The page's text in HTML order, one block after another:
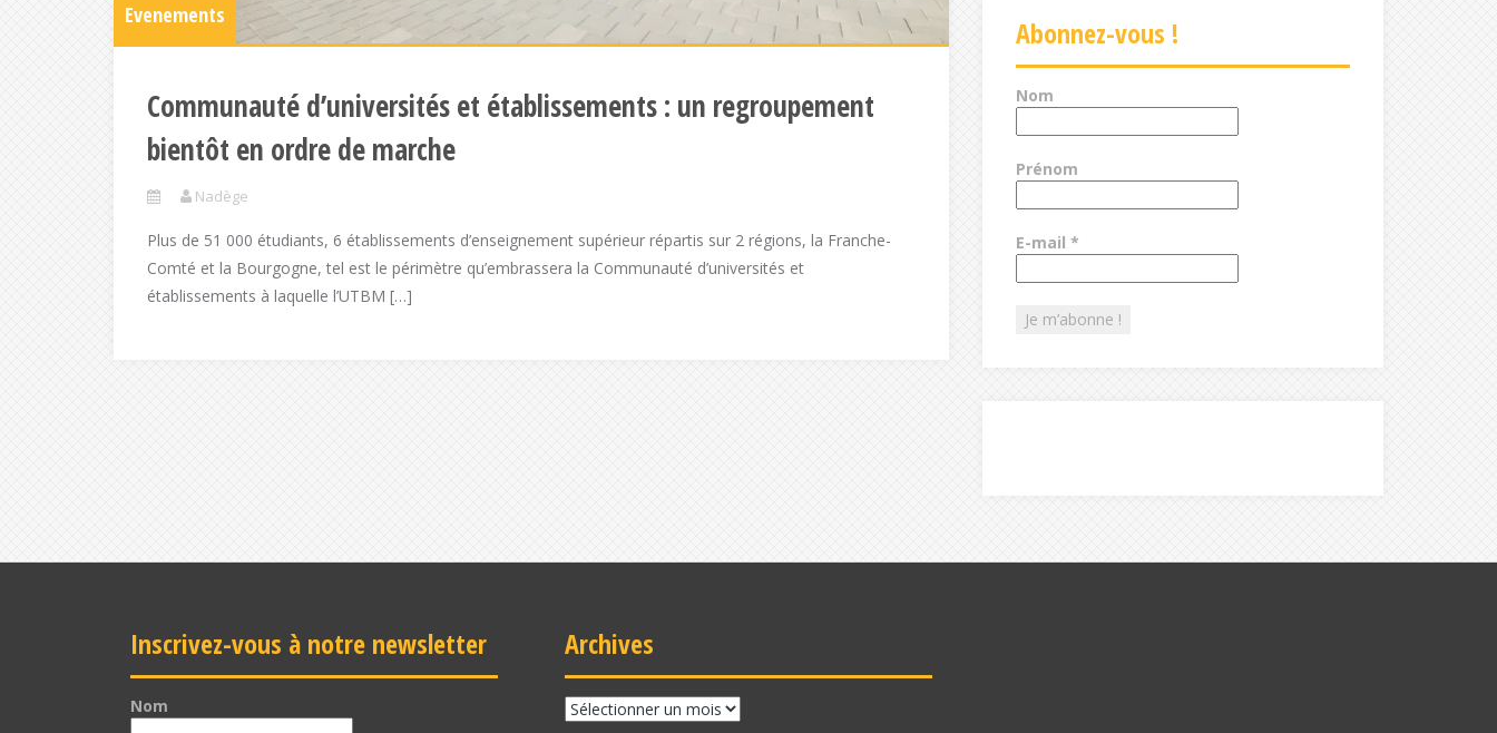
Evenements
Communauté d’universités et établissements : un regroupement
bientôt en ordre de marche
Nadège
Plus de 51 000 étudiants, 6 établissements d’enseignement supérieur répartis sur 2 régions, la Franche-
Comté et la Bourgogne, tel est le périmètre qu’embrassera la Communauté d’universités et
établissements à laquelle l’UTBM […]
Abonnez-vous !
Nom
Prénom
E-mail *
Inscrivez-vous à notre newsletter
Nom
Archives
Archives